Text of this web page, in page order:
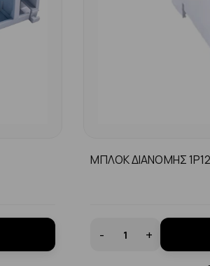
ΜΠΛΟΚ ΔΙΑΝΟΜΗΣ
- +